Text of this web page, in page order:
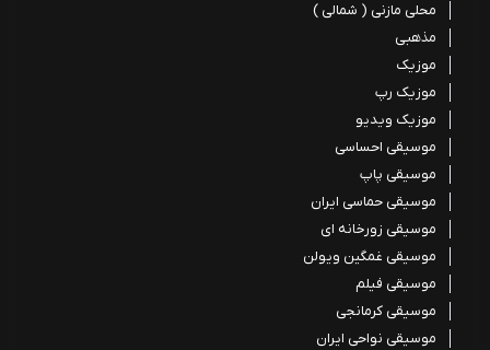
محلی مازنی ( شمالی )
مذهبی
موزیک
موزیک رپ
موزیک ویدیو
موسیقی احساسی
موسیقی پاپ
موسیقی حماسی ایران
موسیقی زورخانه ای
موسیقی غمگین ویولن
موسیقی فیلم
موسیقی کرمانجی
موسیقی نواحی ایران